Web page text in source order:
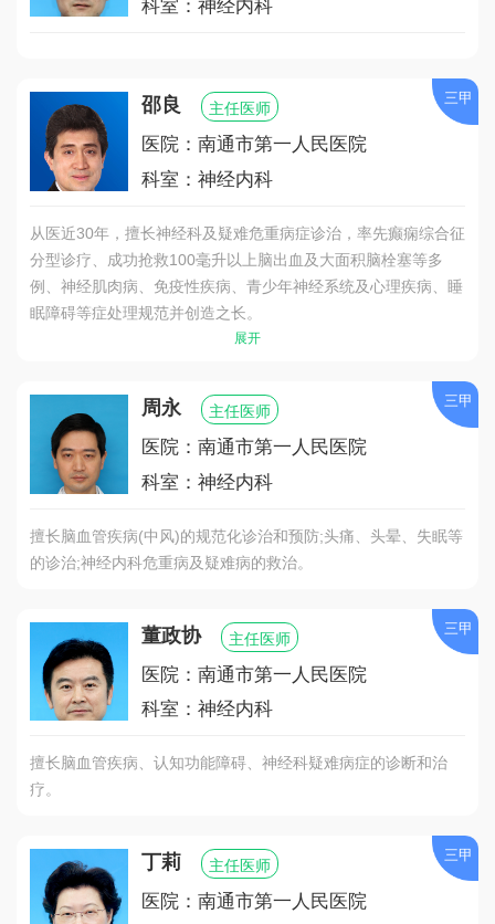
科室：神经内科
邵良 主任医师
医院：南通市第一人民医院
科室：神经内科
从医近30年，擅长神经科及疑难危重病症诊治，率先癫痫综合征
分型诊疗、成功抢救100毫升以上脑出血及大面积脑栓塞等多
例、神经肌肉病、免疫性疾病、青少年神经系统及心理疾病、睡
眠障碍等症处理规范并创造之长。
展开
三甲
周永 主任医师
医院：南通市第一人民医院
科室：神经内科
擅长脑血管疾病(中风)的规范化诊治和预防;头痛、头晕、失眠等
的诊治;神经内科危重病及疑难病的救治。
三甲
董政协 主任医师
医院：南通市第一人民医院
科室：神经内科
擅长脑血管疾病、认知功能障碍、神经科疑难病症的诊断和治
疗。
三甲
丁莉 主任医师
医院：南通市第一人民医院
三甲